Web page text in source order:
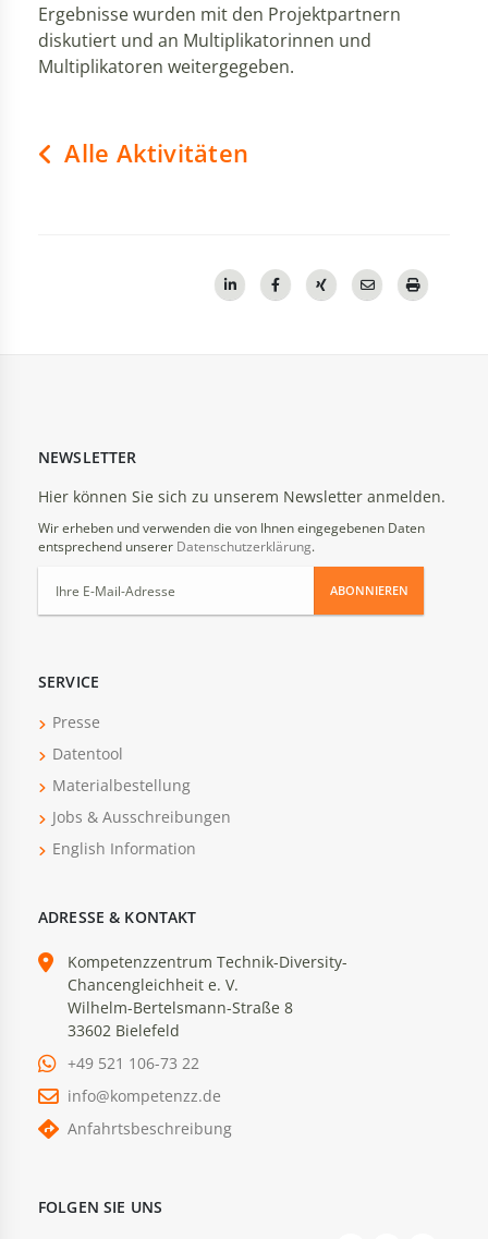
Ergebnisse wurden mit den Projektpartnern
diskutiert und an Multiplikatorinnen und
Multiplikatoren weitergegeben.
Alle Aktivitäten
NEWSLETTER
Hier können Sie sich zu unserem Newsletter anmelden.
Wir erheben und verwenden die von Ihnen eingegebenen Daten
entsprechend unserer Datenschutzerklärung.
ABONNIEREN
SERVICE
Presse
Datentool
Materialbestellung
Jobs & Ausschreibungen
English Information
ADRESSE & KONTAKT
Kompetenzzentrum Technik-Diversity-
Chancengleichheit e. V.
Wilhelm-Bertelsmann-Straße 8
33602 Bielefeld
+49 521 106-73 22
info@kompetenzz.de
Anfahrtsbeschreibung
FOLGEN SIE UNS